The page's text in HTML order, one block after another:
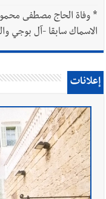
*
الاسماك سابقا -آل بوجي
إعلانات